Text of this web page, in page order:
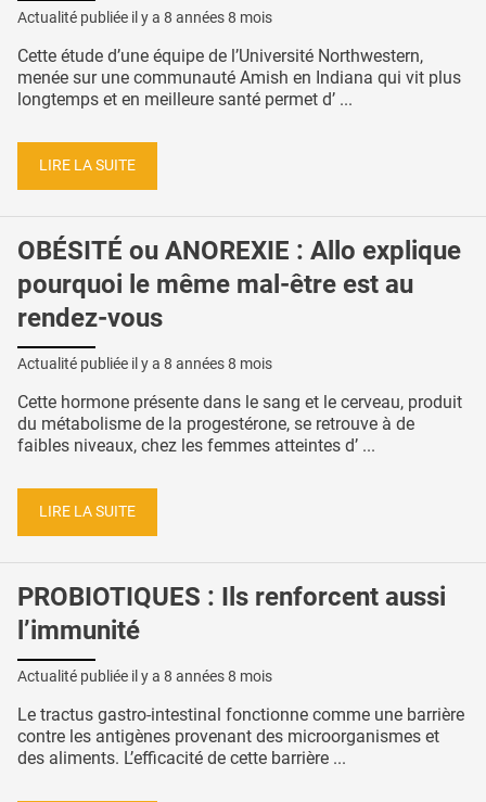
Actualité publiée il y a 8 années 8 mois
Cette étude d’une équipe de l’Université Northwestern,
menée sur une communauté Amish en Indiana qui vit plus
longtemps et en meilleure santé permet d’ ...
LIRE LA SUITE
OBÉSITÉ ou ANOREXIE : Allo explique
pourquoi le même mal-être est au
rendez-vous
Actualité publiée il y a 8 années 8 mois
Cette hormone présente dans le sang et le cerveau, produit
du métabolisme de la progestérone, se retrouve à de
faibles niveaux, chez les femmes atteintes d’ ...
LIRE LA SUITE
PROBIOTIQUES : Ils renforcent aussi
l’immunité
Actualité publiée il y a 8 années 8 mois
Le tractus gastro-intestinal fonctionne comme une barrière
contre les antigènes provenant des microorganismes et
des aliments. L’efficacité de cette barrière ...